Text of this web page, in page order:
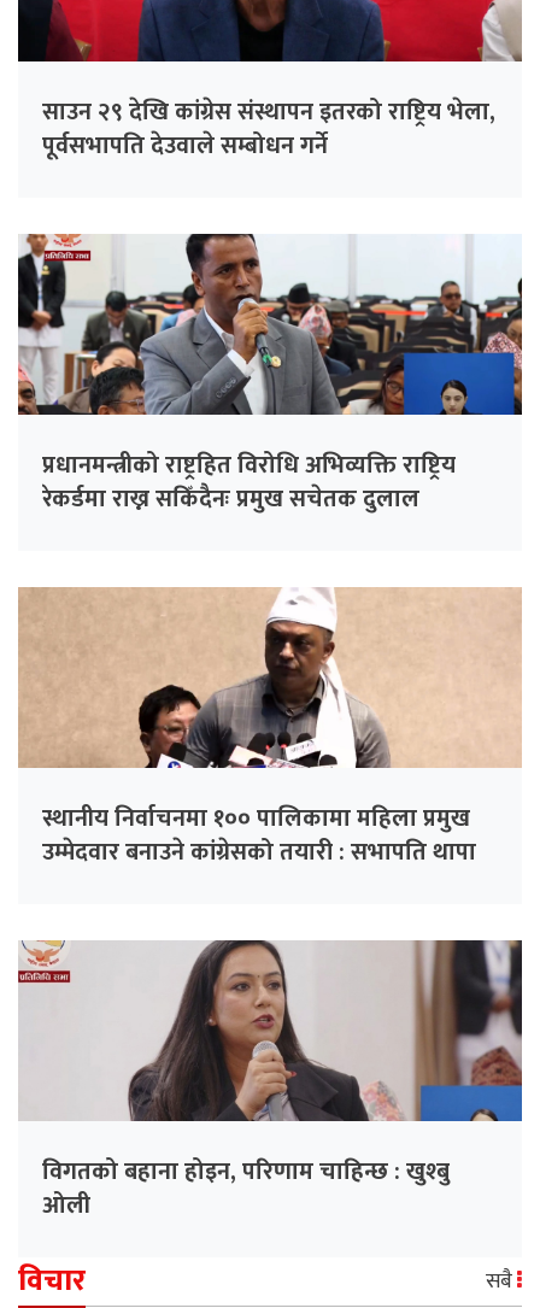
साउन २९ देखि कांग्रेस संस्थापन इतरको राष्ट्रिय भेला,
पूर्वसभापति देउवाले सम्बोधन गर्ने
प्रधानमन्त्रीको राष्ट्रहित विरोधि अभिव्यक्ति राष्ट्रिय
रेकर्डमा राख्न सकिँदैनः प्रमुख सचेतक दुलाल
स्थानीय निर्वाचनमा १०० पालिकामा महिला प्रमुख
उम्मेदवार बनाउने कांग्रेसको तयारी : सभापति थापा
विगतको बहाना होइन, परिणाम चाहिन्छ : खुश्बु
ओली
विचार सबै